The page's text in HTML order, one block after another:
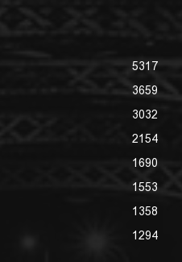
5317
3659
3032
2154
1690
1553
1358
1294